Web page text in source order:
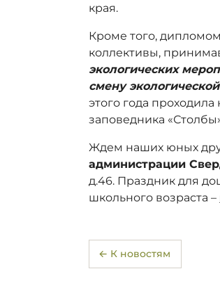
края.
Кроме того,
коллективы,
экологических
смену
этого года
заповедника
Ждем наших юных
администрации
д.46. Праздник для
школьного возраста –
← К новостям